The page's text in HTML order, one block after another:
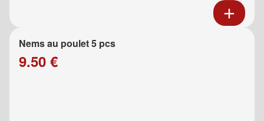
Nems au poulet 5 pcs
9.50 €